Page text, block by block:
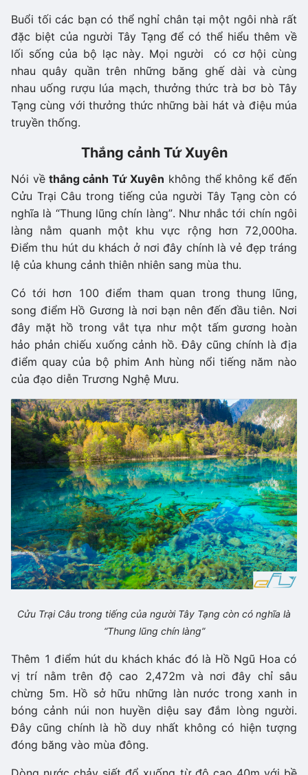
Buổi tối các bạn có thể nghỉ chân tại một ngôi nhà rất
đặc biệt của người Tây Tạng để có thể hiểu thêm về
lối sống của bộ lạc này. Mọi người có cơ hội cùng
nhau quây quần trên những băng ghế dài và cùng
nhau uống rượu lúa mạch, thưởng thức trà bơ bò Tây
Tạng cùng với thưởng thức những bài hát và điệu múa
truyền thống.
Thắng cảnh Tứ Xuyên
Nói vềthắng cảnh Tứ Xuyên không thể không kể đến
Cửu Trại Câu trong tiếng của người Tây Tạng còn có
nghĩa là “Thung lũng chín làng”. Như nhắc tới chín ngôi
làng nằm quanh một khu vực rộng hơn 72,000ha.
Điểm thu hút du khách ở nơi đây chính là vẻ đẹp tráng
lệ của khung cảnh thiên nhiên sang mùa thu.
Có tới hơn 100 điểm tham quan trong thung lũng,
song điểm Hồ Gương là nơi bạn nên đến đầu tiên. Nơi
đây mặt hồ trong vắt tựa như một tấm gương hoàn
hảo phản chiếu xuống cảnh hồ. Đây cũng chính là địa
điểm quay của bộ phim Anh hùng nổi tiếng năm nào
của đạo diễn Trương Nghệ Mưu.
Cửu Trại Câu trong tiếng của người Tây Tạng còn có nghĩa là
“Thung lũng chín làng”
Thêm 1 điểm hút du khách khác đó là Hồ Ngũ Hoa có
vị trí nằm trên độ cao 2,472m và nơi đây chỉ sâu
chừng 5m. Hồ sở hữu những làn nước trong xanh in
bóng cảnh núi non huyền diệu say đắm lòng người.
Đây cũng chính là hồ duy nhất không có hiện tượng
đóng băng vào mùa đông.